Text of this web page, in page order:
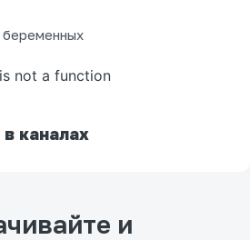
not a function
каналах
и